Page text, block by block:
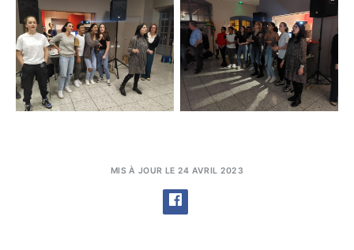
MIS À JOUR LE 24 AVRIL 2023